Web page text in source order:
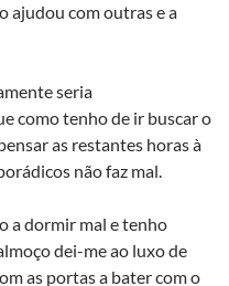
ajudou com outras e a
seria
como tenho de ir buscar o
as restantes horas à
não faz mal.
a dormir mal e tenho
dei-me ao luxo de
as portas a bater com o